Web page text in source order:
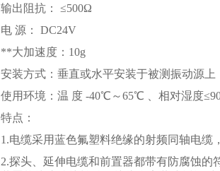
输出阻抗： ≤500Ω
电 源： DC24V
**大加速度：10g
安装方式：垂直或水平安装于被测振动源上
使用环境：温 度 -40℃～65℃ 、相对湿度
特点：
1.电缆采用蓝色氟塑料绝缘的射频同轴电缆
2.探头、延伸电缆和前置器都带有防腐蚀